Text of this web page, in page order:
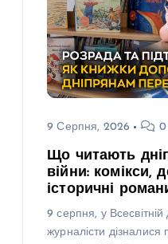
9 Серпня, 2026 0
Що читають
війни: комікси,
історичні
9 серпня, у
журналісти дізналися